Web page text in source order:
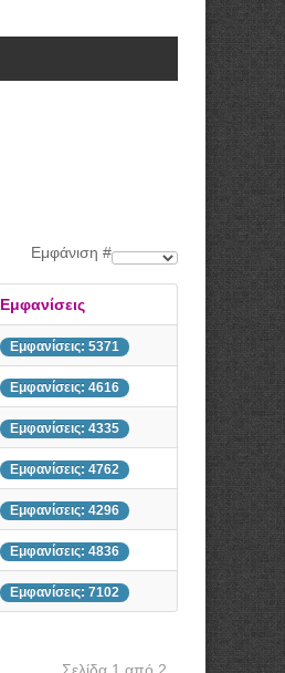
Εμφάνιση #
Εμφανίσεις
Εμφανίσεις: 5371
Εμφανίσεις: 4616
Εμφανίσεις: 4335
Εμφανίσεις: 4762
Εμφανίσεις: 4296
Εμφανίσεις: 4836
Εμφανίσεις: 7102